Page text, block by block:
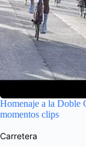
Homenaje a la Doble
momentos clips
Carretera